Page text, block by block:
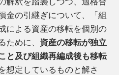
金の引継ぎについて、「組
による資産の移転を個別の
ために、 資産の移転が独立
と及び組織再編成後も移転
想定しているものと解さ